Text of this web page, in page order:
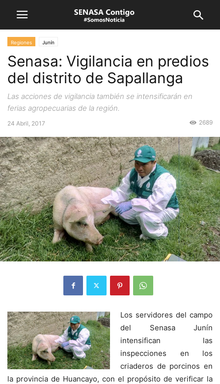
Regiones Junín
Senasa: Vigilancia en predios
del distrito de Sapallanga
Las acciones de vigilancia también se intensificarán en
ferias agropecuarias de la región.
24 Abril, 2017 2689
Los servidores del campo
del Senasa Junín
intensifican las
inspecciones en los
criaderos de porcinos en
la provincia de Huancayo, con el propósito de verificar la